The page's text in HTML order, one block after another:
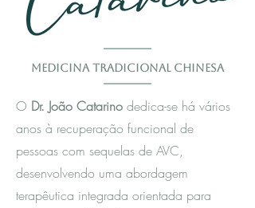
Medicina Tradicional Chinesa
O Dr. João Catarino dedica-se há vários
anos à recuperação funcional de
pessoas com sequelas de AVC,
desenvolvendo uma abordagem
terapêutica integrada orientada para